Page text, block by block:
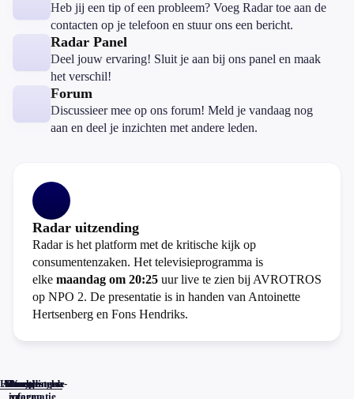
Heb jij een tip of een probleem? Voeg Radar toe aan de
contacten op je telefoon en stuur ons een bericht.
Radar Panel
Deel jouw ervaring! Sluit je aan bij ons panel en maak
het verschil!
Forum
Discussieer mee op ons forum! Meld je vandaag nog
aan en deel je inzichten met andere leden.
Radar uitzending
Radar is het platform met de kritische kijk op
consumentenzaken. Het televisieprogramma is
elke maandag om 20:25 uur live te zien bij AVROTROS
op NPO 2. De presentatie is in handen van Antoinette
Hertsenberg en Fons Hendriks.
Home
Actueel
Uitzendingen
Reacties
Programma-
informatie
Veelgestelde
vragen